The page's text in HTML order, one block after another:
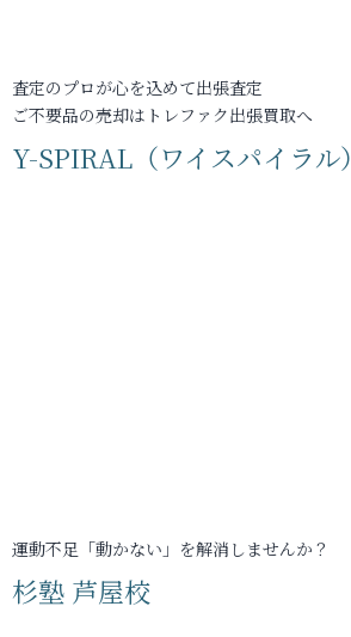
査定のプロが心を込めて出張査定
ご不要品の売却はトレファク出張買取へ
Y-SPIRAL（ワイスパイラル）
運動不足「動かない」を解消しませんか？
杉塾 芦屋校